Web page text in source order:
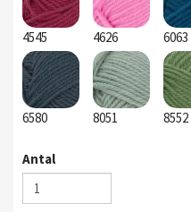
4545 4626 6063
6580 8051 8552
Antal